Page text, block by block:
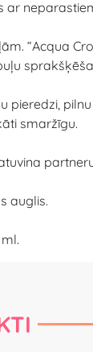
ar
“Acqua
smaržīgu.
auglis.